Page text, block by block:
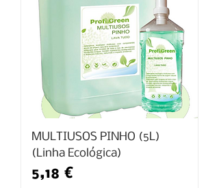
MULTIUSOS PINHO (5L)
(Linha Ecológica)
Preço
5,18 €